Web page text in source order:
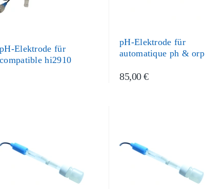
pH-Elektrode für
compatible hi2910
pH-Elektrode für
automatique ph & orp
85,00 €